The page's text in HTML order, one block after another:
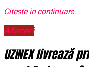
Citeste in continuare
Afaceri
UZINEX livrează